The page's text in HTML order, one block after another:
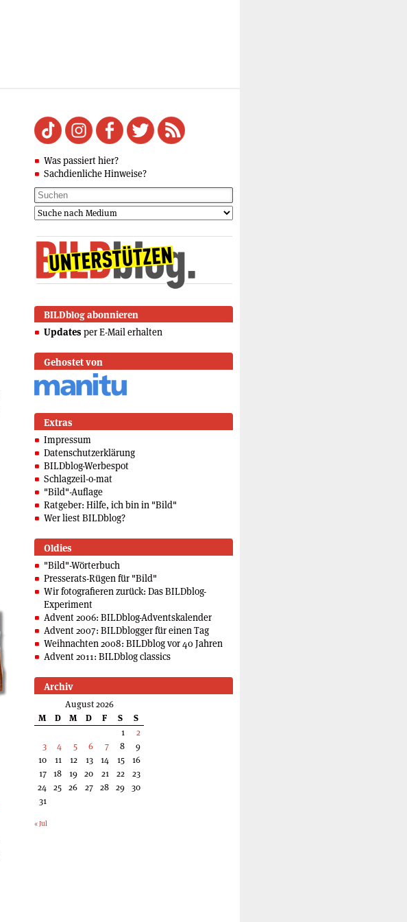
Was passiert hier?
Sachdienliche Hinweise?
BILDblog abonnieren
Updates per E-Mail erhalten
Gehostet von
Extras
Impressum
Datenschutzerklärung
BILDblog-Werbespot
Schlagzeil-o-mat
"Bild"-Auflage
Ratgeber: Hilfe, ich bin in "Bild"
Wer liest BILDblog?
Oldies
"Bild"-Wörterbuch
Presserats-Rügen für "Bild"
Wir fotografieren zurück: Das BILDblog-
Experiment
Advent 2006: BILDblog-Adventskalender
Advent 2007: BILDblogger für einen Tag
Weihnachten 2008: BILDblog vor 40 Jahren
Advent 2011: BILDblog classics
Archiv
August 2026
M
D M D F S
S
1
2
3
4 5 6 7 8
9
10
11 12 13 14 15
16
17 18 19 20 21 22
23
24 25 26 27 28 29 30
31
« Jul